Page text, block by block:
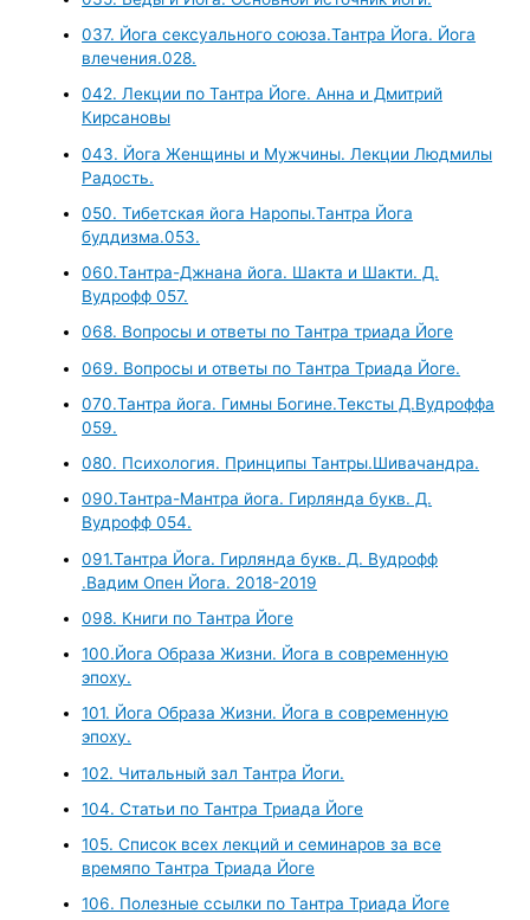
037. Йога сексуального союза.Тантра Йога. Йога
влечения.028.
042. Лекции по Тантра Йоге. Анна и Дмитрий
Кирсановы
043. Йога Женщины и Мужчины. Лекции Людмилы
Радость.
050. Тибетская йога Наропы.Тантра Йога
буддизма.053.
060.Тантра-Джнана йога. Шакта и Шакти. Д.
Вудрофф 057.
068. Вопросы и ответы по Тантра триада Йоге
069. Вопросы и ответы по Тантра Триада Йоге.
070.Тантра йога. Гимны Богине.Тексты Д.Вудроффа
059.
080. Психология. Принципы Тантры.Шивачандра.
090.Тантра-Мантра йога. Гирлянда букв. Д.
Вудрофф 054.
091.Тантра Йога. Гирлянда букв. Д. Вудрофф
.Вадим Опен Йога. 2018-2019
098. Книги по Тантра Йоге
100.Йога Образа Жизни. Йога в современную
эпоху.
101. Йога Образа Жизни. Йога в современную
эпоху.
102. Читальный зал Тантра Йоги.
104. Статьи по Тантра Триада Йоге
105. Список всех лекций и семинаров за все
времяпо Тантра Триада Йоге
106. Полезные ссылки по Тантра Триада Йоге